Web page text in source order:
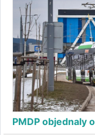
PMDP objednaly